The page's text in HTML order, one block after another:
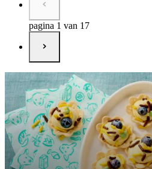
pagina 1 van 17